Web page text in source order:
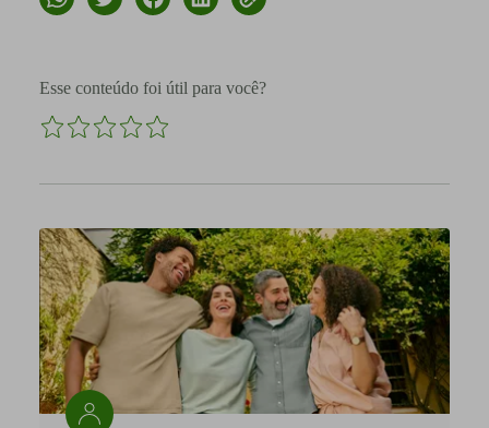
Esse conteúdo foi útil para você?